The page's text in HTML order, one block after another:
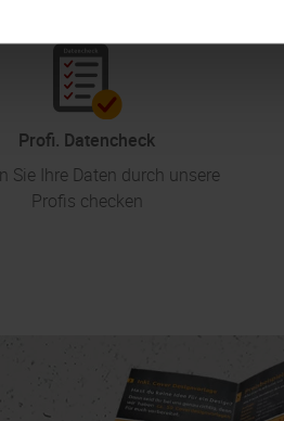
Profi. Datencheck
Sie Ihre Daten durch unsere
Profis checken